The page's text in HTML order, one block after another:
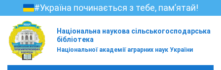
#Україна починається з тебе, пам’ятай!
Національна наукова сільськогосподарська
бібліотека
Національної академії аграрних наук України